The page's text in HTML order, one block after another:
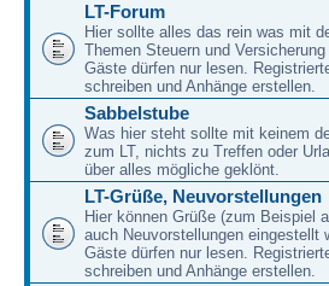
LT-Forum
Hier sollte alles das rein was mit
Themen Steuern und Versicherung
Gäste dürfen nur lesen.
schreiben und Anhänge erstellen.
Sabbelstube
Was hier steht sollte mit keinem
zum LT, nichts zu Treffen oder
über alles mögliche geklönt.
LT-Grüße, Neuvorstellungen
Hier können Grüße (zum Beispiel
auch Neuvorstellungen eingestellt
Gäste dürfen nur lesen.
schreiben und Anhänge erstellen.